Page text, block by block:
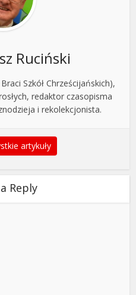
Ruciński
Szkół Chrześcijańskich),
redaktor czasopisma
i rekolekcjonista.
artykuły
Reply